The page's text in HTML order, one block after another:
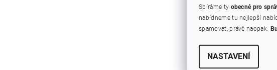
Sbíráme ty obecné pro
nabídneme tu nejlepší
spamovat, právě naopak.
NASTAVENÍ